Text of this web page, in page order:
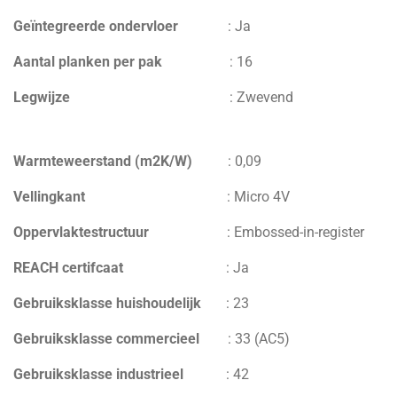
Geïntegreerde ondervloer : Ja
Aantal planken per pak : 16
Legwijze : Zwevend
Warmteweerstand (m2K/W) : 0,09
Vellingkant : Micro 4V
Oppervlaktestructuur : Embossed-in-register
REACH certifcaat : Ja
Gebruiksklasse huishoudelijk : 23
Gebruiksklasse commercieel : 33 (AC5)
Gebruiksklasse industrieel : 42